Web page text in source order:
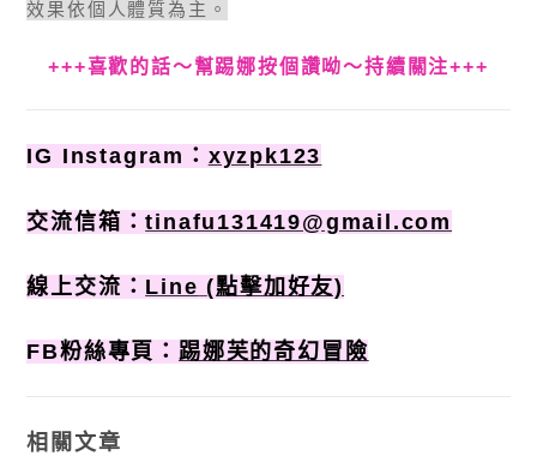
效果依個人體質為主。
+++喜歡的話〜幫踢娜按個讚呦〜持續關注+++
IG Instagram： xyzpk123
交流信箱：tinafu131419@gmail.com
線上交流： Line (點擊加好友)
FB粉絲專頁：踢娜芙的奇幻冒險
相關文章